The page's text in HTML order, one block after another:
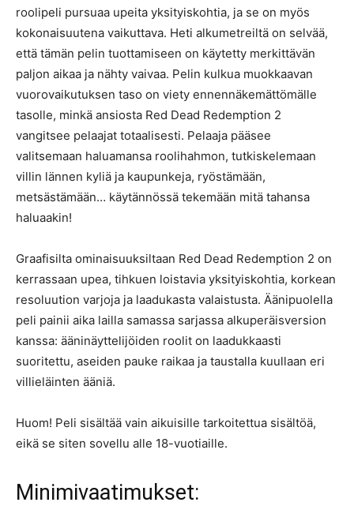
roolipeli pursuaa upeita yksityiskohtia, ja se on myös
kokonaisuutena vaikuttava. Heti alkumetreiltä on selvää,
että tämän pelin tuottamiseen on käytetty merkittävän
paljon aikaa ja nähty vaivaa. Pelin kulkua muokkaavan
vuorovaikutuksen taso on viety ennennäkemättömälle
tasolle, minkä ansiosta Red Dead Redemption 2
vangitsee pelaajat totaalisesti. Pelaaja pääsee
valitsemaan haluamansa roolihahmon, tutkiskelemaan
villin lännen kyliä ja kaupunkeja, ryöstämään,
metsästämään… käytännössä tekemään mitä tahansa
haluaakin!
Graafisilta ominaisuuksiltaan Red Dead Redemption 2 on
kerrassaan upea, tihkuen loistavia yksityiskohtia, korkean
resoluution varjoja ja laadukasta valaistusta. Äänipuolella
peli painii aika lailla samassa sarjassa alkuperäisversion
kanssa: ääninäyttelijöiden roolit on laadukkaasti
suoritettu, aseiden pauke raikaa ja taustalla kuullaan eri
villieläinten ääniä.
Huom! Peli sisältää vain aikuisille tarkoitettua sisältöä,
eikä se siten sovellu alle 18-vuotiaille.
Minimivaatimukset: